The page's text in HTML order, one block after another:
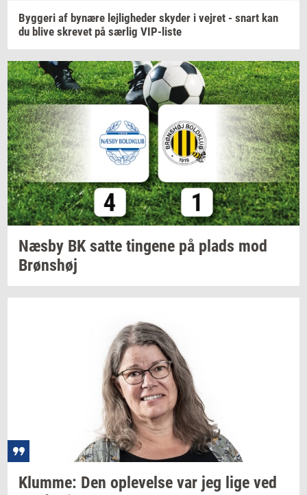
Byg­ge­ri af by­næ­re lej­lig­he­der sky­der i vej­ret - snart kan
du blive skre­vet på sær­lig VIP-​liste
Næsby BK satte tin­ge­ne på plads mod
Brøns­høj
Klum­me: Den op­le­vel­se var jeg lige ved